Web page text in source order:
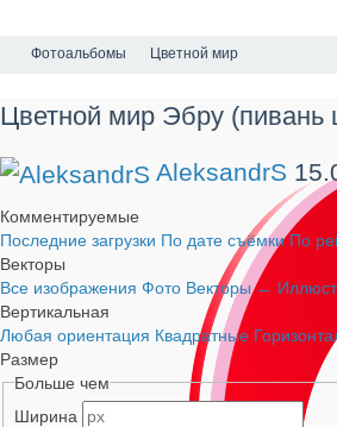
Фотоальбомы Цветной мир
Цветной мир Эбру
AleksandrS
Комментируемые
Последние загрузки По дате съёмкиПо
Векторы
Все изображения Фото Векторы←
Вертикальная
Любая ориентация Квадратные
Размер
Больше чем
Ширина